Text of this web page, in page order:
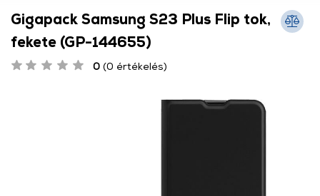
Gigapack Samsung S23 Plus Flip tok,
fekete (GP-144655)
0 (0 értékelés)